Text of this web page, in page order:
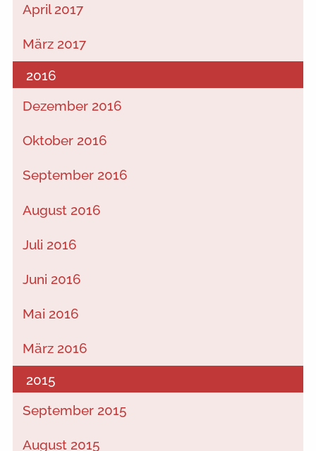
April 2017
März 2017
2016
Dezember 2016
Oktober 2016
September 2016
August 2016
Juli 2016
Juni 2016
Mai 2016
März 2016
2015
September 2015
August 2015